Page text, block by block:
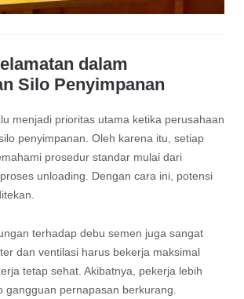
dalam
Silo Penyimpanan
menjadi prioritas utama ketika perusahaan
penyimpanan. Oleh karena itu, setiap
prosedur standar mulai dari
unloading. Dengan cara ini, potensi
terhadap debu semen juga sangat
dan ventilasi harus bekerja maksimal
tetap sehat. Akibatnya, pekerja lebih
gangguan pernapasan berkurang.